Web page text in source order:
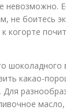
невозможно.
не боитесь
когорте
шоколадного
какао-
Для